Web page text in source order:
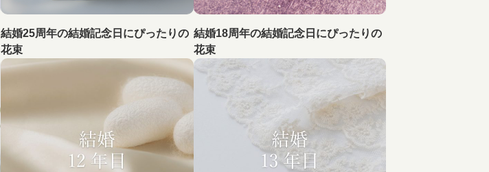
結婚25周年の結婚記念日にぴったりの
花束
結婚18周年の結婚記念日にぴったりの
花束